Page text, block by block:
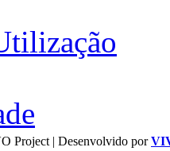
Project | Desenvolvido por